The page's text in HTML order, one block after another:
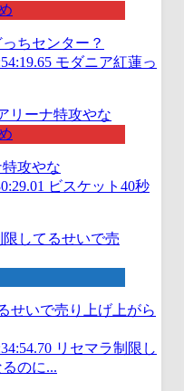
ちセンター？
モダニア紅蓮っ
特攻やな
ビスケット40秒
せいで売り上げ上がら
リセマラ制限し
のに...